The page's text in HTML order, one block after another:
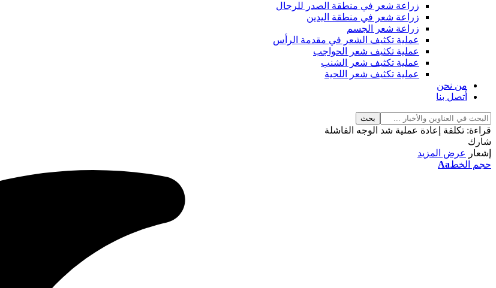
زراعة شعر في منطقة الصدر للرجال
زراعة شعر في منطقة اليدين
زراعة شعر الجسم
عملية تكثيف الشعر في مقدمة الرأس
عملية تكثيف شعر الحواجب
عملية تكثيف شعر الشنب
عملية تكثيف شعر اللحية
من نحن
أتصل بنا
قراءة: تكلفة إعادة عملية شد الوجه الفاشلة
شارك
إشعار
عرض المزيد
حجم الخطAa